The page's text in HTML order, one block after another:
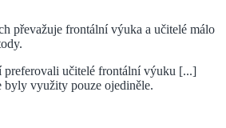
převažuje frontální výuka a učitelé málo
učitelé frontální výuku [...]
využity pouze ojediněle.